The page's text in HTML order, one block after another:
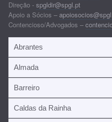
Direção - spgldir@spgl.pt
Apoio a Sócios –
Contencioso/Advogados –
Abrantes
Almada
Barreiro
Caldas da Rainha